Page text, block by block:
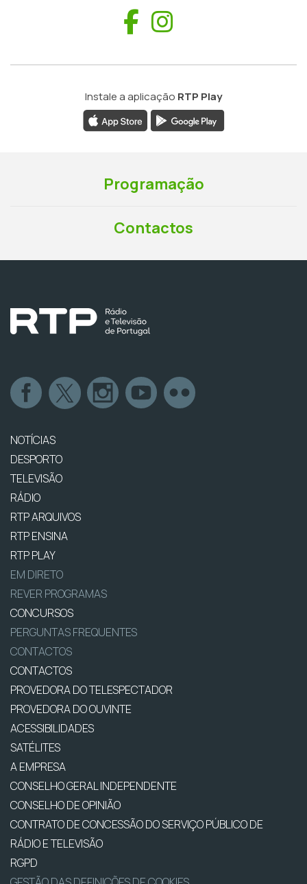
Facebook
Instale a aplicação RTP Play
Programação
Contactos
NOTÍCIAS
DESPORTO
TELEVISÃO
RÁDIO
RTP ARQUIVOS
RTP ENSINA
RTP PLAY
EM DIRETO
REVER PROGRAMAS
CONCURSOS
PERGUNTAS FREQUENTES
CONTACTOS
CONTACTOS
PROVEDORA DO TELESPECTADOR
PROVEDORA DO OUVINTE
ACESSIBILIDADES
SATÉLITES
A EMPRESA
CONSELHO GERAL INDEPENDENTE
CONSELHO DE OPINIÃO
CONTRATO DE CONCESSÃO DO SERVIÇO PÚBLICO DE
RÁDIO E TELEVISÃO
RGPD